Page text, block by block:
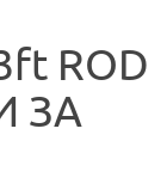
ROD
ЗА